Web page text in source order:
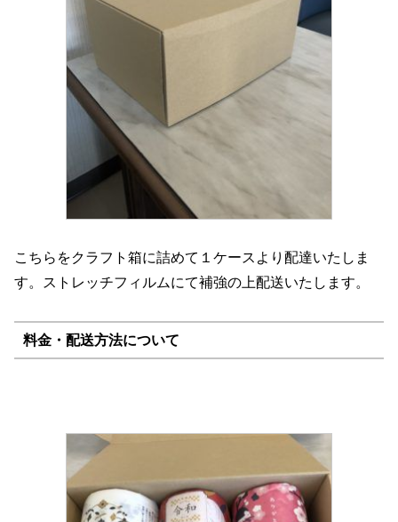
こちらをクラフト箱に詰めて１ケースより配達いたしま
す。ストレッチフィルムにて補強の上配送いたします。
料金・配送方法について